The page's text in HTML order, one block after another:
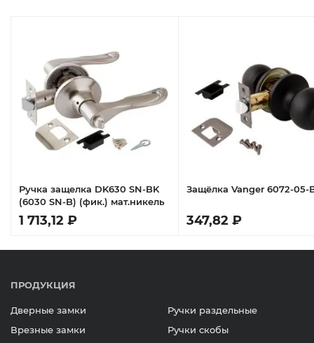
Ручка защелка DK630 SN-BK
(6030 SN-B) (фик.) мат.никель
1 713,12 ₽
Защёлка Vanger 6072-05-
347,82 ₽
ПРОДУКЦИЯ
Дверные замки
Врезные замки
Ручки раздельные
Ручки скобы